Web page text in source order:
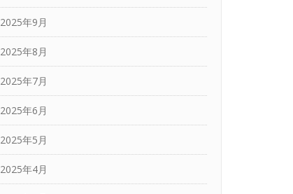
2025年9月
2025年8月
2025年7月
2025年6月
2025年5月
2025年4月